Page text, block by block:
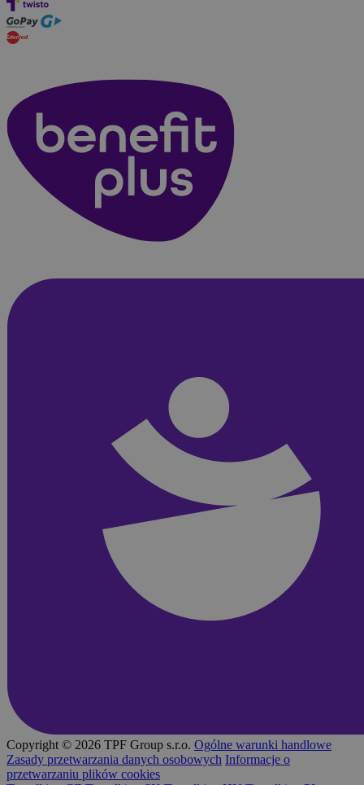
Copyright © 2026 TPF Group s.r.o. Ogólne warunki handlowe
Zasady przetwarzania danych osobowych Informacje o
przetwarzaniu plików cookies